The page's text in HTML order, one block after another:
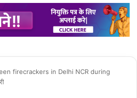
firecrackers in Delhi NCR during